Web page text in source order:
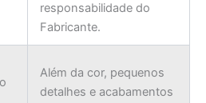
responsabilidade do
Fabricante.
Além da cor, pequenos
detalhes e acabamentos